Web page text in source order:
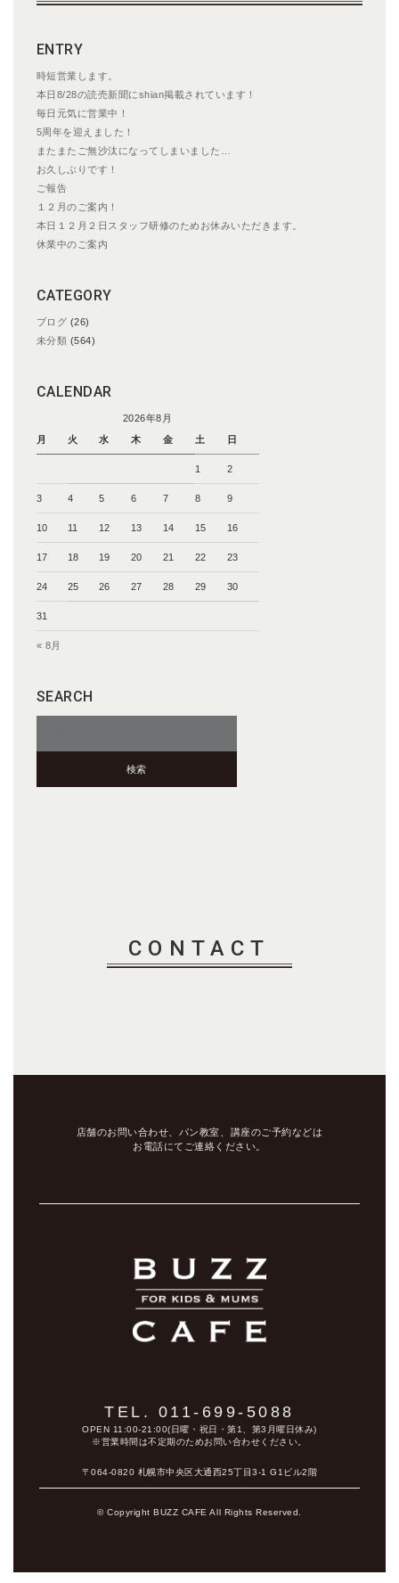
ENTRY
時短営業します。
本日8/28の読売新聞にshian掲載されています！
毎日元気に営業中！
5周年を迎えました！
またまたご無沙汰になってしまいました…
お久しぶりです！
ご報告
１２月のご案内！
本日１２月２日スタッフ研修のためお休みいただきます。
休業中のご案内
CATEGORY
ブログ (26)
未分類 (564)
CALENDAR
2026年8月
月
火 水 木 金 土 日
1 2
3 4 5 6 7 8 9
10 11 12 13 14 15 16
17 18 19 20 21 22 23
24 25 26 27 28 29 30
31
« 8月
SEARCH
CONTACT
店舗のお問い合わせ、パン教室、講座のご予約などは
お電話にてご連絡ください。
TEL. 011-699-5088
OPEN 11:00-21:00(日曜・祝日・第1、第3月曜日休み)
※営業時間は不定期のためお問い合わせください。
〒064-0820 札幌市中央区大通西25丁目3-1 G1ビル2階
© Copyright BUZZ CAFE All Rights Reserved.